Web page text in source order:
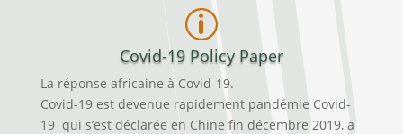
p
Covid-19 Policy Paper
La réponse africaine à Covid-19.
Covid-19 est devenue rapidement pandémie Covid-
19 qui s’est déclarée en Chine fin décembre 2019, a